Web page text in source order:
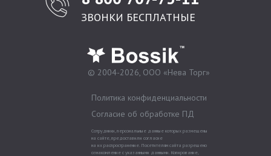
ЗВОНКИ БЕСПЛАТНЫЕ
© 2004-2026, ООО «Нева Торг»
Политика конфиденциальности
Согласие об обработке ПД
Сотрудники, персональные данные которых размещены
на сайте, предоставили согласие
на их распространение. Посетителям сайта разрешено
ознакомление с указанными данными. Копирование,